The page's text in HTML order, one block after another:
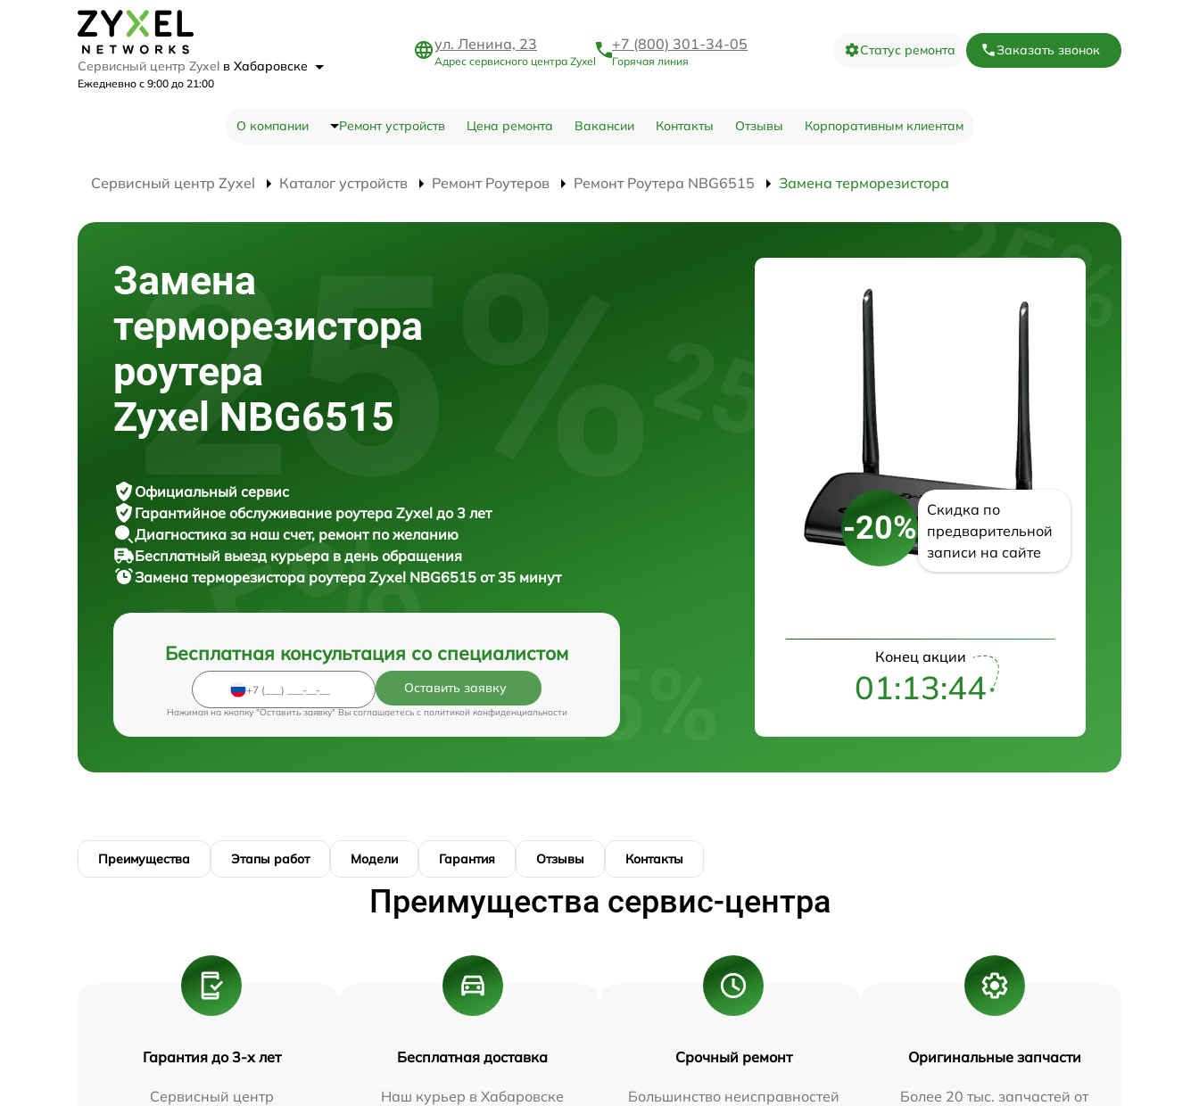
Сервисный центр Zyxel в Хабаровске
Ежедневно с 9:00 до 21:00
ул. Ленина, 23
Адрес сервисного центра Zyxel
+7 (800) 301-34-05
Горячая линия
Статус ремонта Заказать звонок
О компании Ремонт устройств Цена ремонта Вакансии Контакты Отзывы Корпоративным клиентам
Сервисный центр Zyxel Каталог устройств Ремонт Роутеров Ремонт Роутера NBG6515 Замена терморезистора
Замена
терморезистора
роутера
Zyxel NBG6515
Официальный сервис
Гарантийное обслуживание роутера Zyxel до 3 лет
Диагностика за наш счет, ремонт по желанию
Бесплатный выезд курьера в день обращения
Замена терморезистора роутера Zyxel NBG6515 от 35 минут
Бесплатная консультация со специалистом
Оставить заявку
Нажимая на кнопку "Оставить заявку" Вы соглашаетесь c политикой конфиденциальности
-20%
Скидка по
предварительной
записи на сайте
Конец акции
01:13:43
Преимущества Этапы работ Модели Гарантия Отзывы Контакты
Преимущества сервис-центра
Гарантия до 3-х лет
Сервисный центр
Бесплатная доставка
Наш курьер в Хабаровске
Срочный ремонт
Большинство неисправностей
Оригинальные запчасти
Более 20 тыс. запчастей от